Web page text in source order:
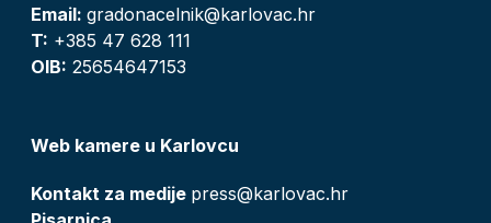
Email: gradonacelnik@karlovac.hr
T: +385 47 628 111
OIB: 25654647153
Web kamere u Karlovcu
Kontakt za medije press@karlovac.hr